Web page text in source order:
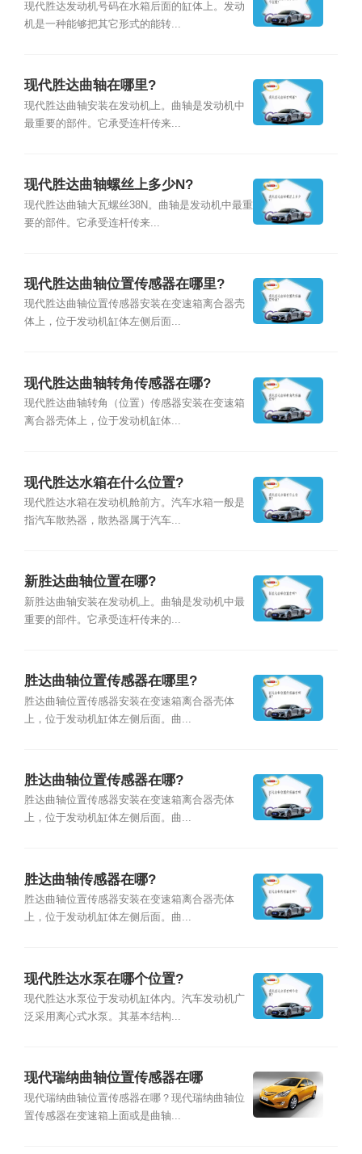
现代胜达发动机号码在水箱后面的缸体上。发动
机是一种能够把其它形式的能转...
现代胜达曲轴在哪里?
现代胜达曲轴安装在发动机上。曲轴是发动机中
最重要的部件。它承受连杆传来...
现代胜达曲轴螺丝上多少N?
现代胜达曲轴大瓦螺丝38N。曲轴是发动机中最重
要的部件。它承受连杆传来...
现代胜达曲轴位置传感器在哪里?
现代胜达曲轴位置传感器安装在变速箱离合器壳
体上，位于发动机缸体左侧后面...
现代胜达曲轴转角传感器在哪?
现代胜达曲轴转角（位置）传感器安装在变速箱
离合器壳体上，位于发动机缸体...
现代胜达水箱在什么位置?
现代胜达水箱在发动机舱前方。汽车水箱一般是
指汽车散热器，散热器属于汽车...
新胜达曲轴位置在哪?
新胜达曲轴安装在发动机上。曲轴是发动机中最
重要的部件。它承受连杆传来的...
胜达曲轴位置传感器在哪里?
胜达曲轴位置传感器安装在变速箱离合器壳体
上，位于发动机缸体左侧后面。曲...
胜达曲轴位置传感器在哪?
胜达曲轴位置传感器安装在变速箱离合器壳体
上，位于发动机缸体左侧后面。曲...
胜达曲轴传感器在哪?
胜达曲轴位置传感器安装在变速箱离合器壳体
上，位于发动机缸体左侧后面。曲...
现代胜达水泵在哪个位置?
现代胜达水泵位于发动机缸体内。汽车发动机广
泛采用离心式水泵。其基本结构...
现代瑞纳曲轴位置传感器在哪
现代瑞纳曲轴位置传感器在哪？现代瑞纳曲轴位
置传感器在变速箱上面或是曲轴...